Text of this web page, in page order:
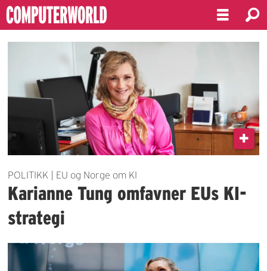
Emne:
karianne
tung
POLITIKK | EU og Norge om KI
Karianne Tung omfavner EUs KI-
strategi